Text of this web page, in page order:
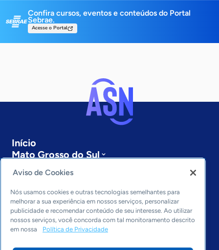
Confira cursos, eventos e conteúdos do Portal
Sebrae.
Acesse o Portal
Início
Mato Grosso do Sul
Últimas notícias
Entre em contato
Editorias
Economia & Política
Inovação & Tecnologia
Aviso de Cookies
Nós usamos cookies e outras tecnologias semelhantes para
melhorar a sua experiência em nossos serviços, personalizar
publicidade e recomendar conteúdo de seu interesse. Ao utilizar
nossos serviços, você concorda com tal monitoramento descrito
em nossa
Política de Privacidade